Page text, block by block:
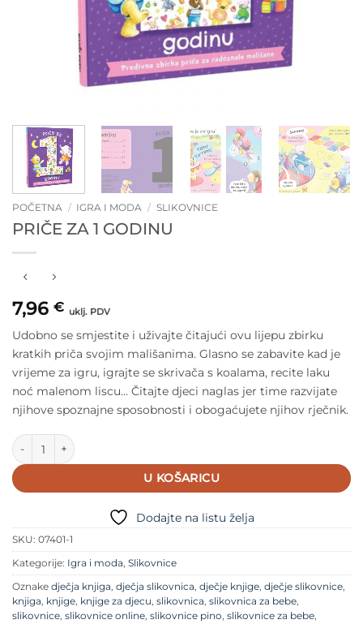
POČETNA / IGRA I MODA / SLIKOVNICE
PRIČE ZA 1 GODINU
7,96 € uklj. PDV
Udobno se smjestite i uživajte čitajući ovu lijepu zbirku
kratkih priča svojim mališanima. Glasno se zabavite kad je
vrijeme za igru, igrajte se skrivača s koalama, recite laku
noć malenom liscu… Čitajte djeci naglas jer time razvijate
njihove spoznajne sposobnosti i obogaćujete njihov rječnik.
Priče za 1 godinu količina
U KOŠARICU
Dodajte na listu želja
SKU: 07401-1
Kategorije: Igra i moda, Slikovnice
Oznake dječja knjiga, dječja slikovnica, dječje knjige, dječje slikovnice,
knjiga, knjige, knjige za djecu, slikovnica, slikovnica za bebe,
slikovnice, slikovnice online, slikovnice pino, slikovnice za bebe,